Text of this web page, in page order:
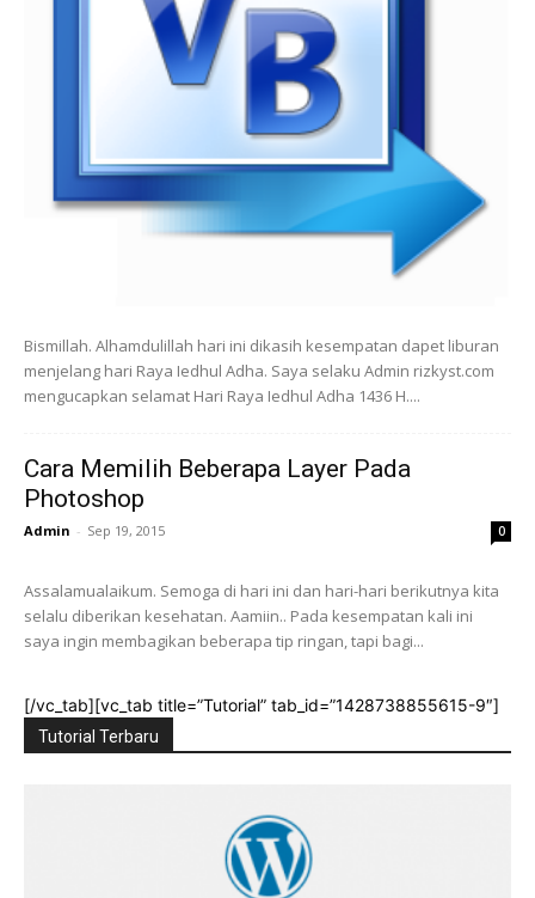
Bismillah. Alhamdulillah hari ini dikasih kesempatan dapet liburan
menjelang hari Raya Iedhul Adha. Saya selaku Admin rizkyst.com
mengucapkan selamat Hari Raya Iedhul Adha 1436 H....
Cara Memilih Beberapa Layer Pada
Photoshop
Admin - Sep 19, 2015 0
Assalamualaikum. Semoga di hari ini dan hari-hari berikutnya kita
selalu diberikan kesehatan. Aamiin.. Pada kesempatan kali ini
saya ingin membagikan beberapa tip ringan, tapi bagi...
[/vc_tab][vc_tab title=”Tutorial” tab_id=”1428738855615-9″]
Tutorial Terbaru